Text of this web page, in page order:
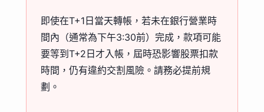
即使在T+1日當天轉帳，若未在銀行營業時
間內（通常為下午3:30前）完成，款項可能
要等到T+2日才入帳，屆時恐影響股票扣款
時間，仍有違約交割風險。請務必提前規
劃。